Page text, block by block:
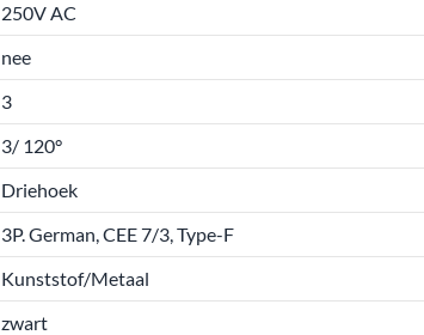
250V AC
nee
3
3/ 120°
Driehoek
3P. German, CEE 7/3, Type-F
Kunststof/Metaal
zwart